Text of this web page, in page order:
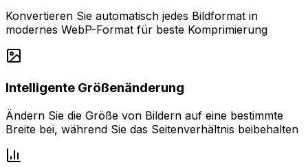
Konvertieren Sie automatisch jedes Bildformat in
modernes WebP-Format für beste Komprimierung
Intelligente Größenänderung
Ändern Sie die Größe von Bildern auf eine bestimmte
Breite bei, während Sie das Seitenverhältnis beibehalten